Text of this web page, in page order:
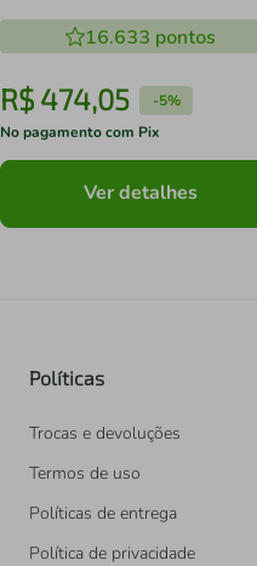
16.633 pontos
R$ 474,05 -5%
No pagamento com Pix
Ver detalhes
Políticas
Trocas e devoluções
Termos de uso
Políticas de entrega
Política de privacidade